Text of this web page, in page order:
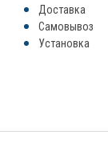
Доставка
Самовывоз
Установка